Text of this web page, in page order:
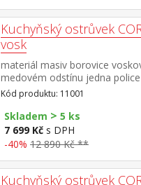
Kuchyňský ostrůvek
vosk
materiál masiv borovice
medovém odstínu jedna
sestavy Corona 2
Kód produktu: 11001
Skladem > 5 ks
7 699 Kč s DPH
-40% 12 890 Kč **
Kuchyňský ostrůvek